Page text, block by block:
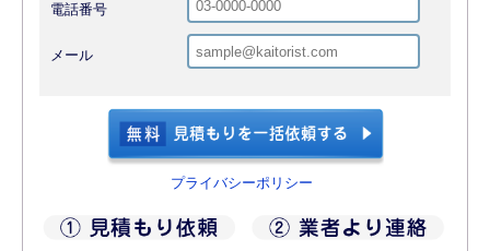
電話番号
メール
プライバシーポリシー